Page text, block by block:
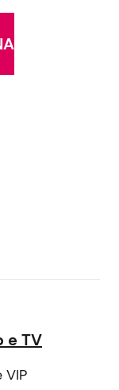
e TV
VIP